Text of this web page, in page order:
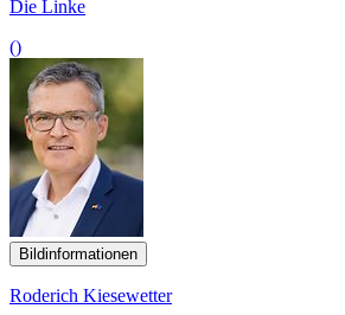
Die Linke
()
Bildinformationen
Roderich Kiesewetter